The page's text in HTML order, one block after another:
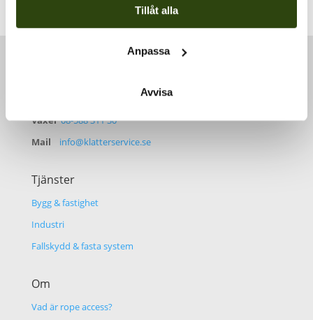
Tillåt alla
Anpassa
Avvisa
Växel08-588 311 30
Mail info@klatterservice.se
Tjänster
Bygg & fastighet
Industri
Fallskydd & fasta system
Om
Vad är rope access?